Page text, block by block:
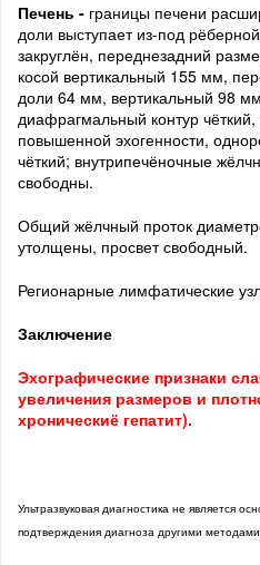
Печень - границы печени
доли выступает из-под
закруглён, переднезадний
косой вертикальный 155 мм,
доли 64 мм, вертикальный 98
диафрагмальный контур
повышенной эхогенности,
чёткий; внутрипечёночные
свободны.
Общий жёлчный проток
утолщены, просвет свободный.
Регионарные лимфатические
Заключение
Эхографические признаки
увеличения размеров и
хроническиё гепатит).
Ультразвуковая диагностика не является
подтверждения диагноза другими